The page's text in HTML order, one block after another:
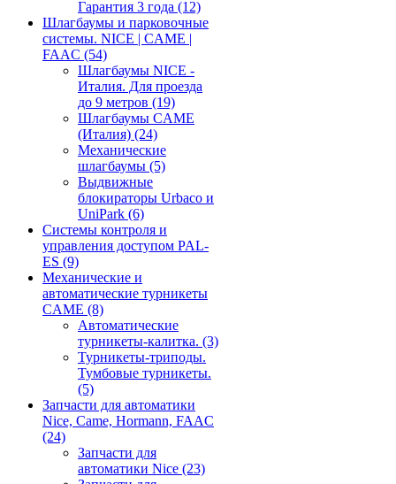
Гарантия 3 года (12)
Шлагбаумы и парковочные
системы. NICE | CAME |
FAAC (54)
Шлагбаумы NICE -
Италия. Для проезда
до 9 метров (19)
Шлагбаумы CAME
(Италия) (24)
Механические
шлагбаумы (5)
Выдвижные
блокираторы Urbaco и
UniPark (6)
Системы контроля и
управления доступом PAL-
ES (9)
Механические и
автоматические турникеты
CAME (8)
Автоматические
турникеты-калитка. (3)
Турникеты-триподы.
Тумбовые турникеты.
(5)
Запчасти для автоматики
Nice, Came, Hormann, FAAC
(24)
Запчасти для
автоматики Nice (23)